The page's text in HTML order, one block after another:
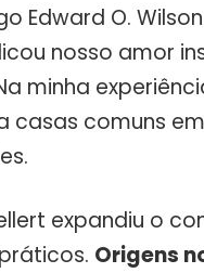
Edward O.
nosso amor
minha
casas comuns
expandiu o
Origens